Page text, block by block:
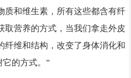
质和维生素，所有这些都含有纤
取营养的方式，当我们拿走外皮
纤维和结构，改变了身体消化和
它的方式。”